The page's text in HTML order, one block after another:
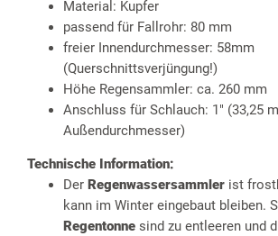
Material: Kupfer
passend für Fallrohr: 80 mm
freier Innendurchmesser: 58mm
(Querschnittsverjüngung!)
Höhe Regensammler: ca. 260 mm
Anschluss für Schlauch: 1" (33,25
Außendurchmesser)
Technische Information:
Der Regenwassersammler ist
kann im Winter eingebaut bleiben.
Regentonne sind zu entleeren und